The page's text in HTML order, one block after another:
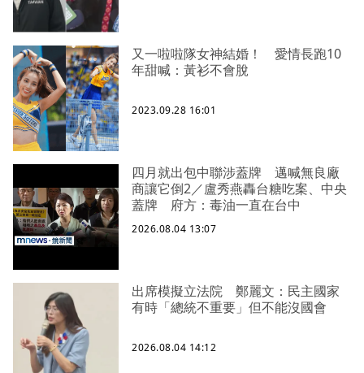
又一啦啦隊女神結婚！ 愛情長跑10
年甜喊：黃衫不會脫
2023.09.28 16:01
四月就出包中聯涉蓋牌 邁喊無良廠
商讓它倒2／盧秀燕轟台糖吃案、中央
蓋牌 府方：毒油一直在台中
2026.08.04 13:07
出席模擬立法院 鄭麗文：民主國家
有時「總統不重要」但不能沒國會
2026.08.04 14:12